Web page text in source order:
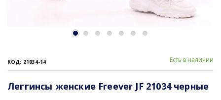
КОД: 21034-14 Есть в наличии
Леггинсы женские Freever JF 21034 черные